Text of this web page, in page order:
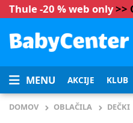
Thule -20 % web only>>
MENU AKCIJE KLUB
DOMOV OBLAČILA DEČKI